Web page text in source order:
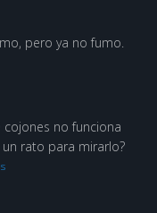
pero ya no fumo.
cojones no funciona
rato para mirarlo?